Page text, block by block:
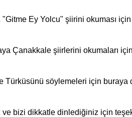
"Gitme Ey Yolcu" şiirini okuması için
Çanakkale şiirlerini okumaları
Türküsünü söylemeleri için buraya
ve bizi dikkatle dinlediğiniz için